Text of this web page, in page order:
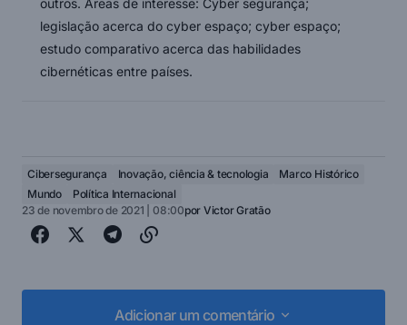
outros. Áreas de interesse: Cyber segurança;
legislação acerca do cyber espaço; cyber espaço;
estudo comparativo acerca das habilidades
cibernéticas entre países.
Cibersegurança Inovação, ciência & tecnologia
Marco Histórico
Mundo
Política Internacional
23 de novembro de 2021 | 08:00por Victor Gratão
Adicionar um comentário